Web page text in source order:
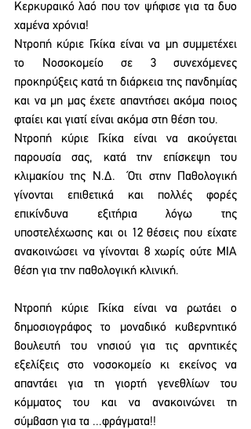
Κερκυραικό λαό που τον ψήφισε για τα δυο
χαμένα χρόνια!
Ντροπή κύριε Γκίκα είναι να μη συμμετέχει
το Νοσοκομείο σε 3 συνεχόμενες
προκηρύξεις κατά τη διάρκεια της πανδημίας
και να μη μας έχετε απαντήσει ακόμα ποιος
φταίει και γιατί είναι ακόμα στη θέση του.
Ντροπή κύριε Γκίκα είναι να ακούγεται
παρουσία σας, κατά την επίσκεψη του
κλιμακίου της Ν.Δ.  Ότι στην Παθολογική
γίνονται επιθετικά και πολλές φορές
επικίνδυνα εξιτήρια λόγω της
υποστελέχωσης και οι 12 θέσεις που είχατε
ανακοινώσει να γίνονται 8 χωρίς ούτε ΜΙΑ
θέση για την παθολογική κλινική.
Ντροπή κύριε Γκίκα είναι να ρωτάει ο
δημοσιογράφος το μοναδικό κυβερνητικό
βουλευτή του νησιού για τις αρνητικές
εξελίξεις στο νοσοκομείο κι εκείνος να
απαντάει για τη γιορτή γενεθλίων του
κόμματος του και να ανακοινώνει τη
σύμβαση για τα ...φράγματα!!